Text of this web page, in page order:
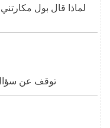
لماذا قال بول
توقف عن سؤال